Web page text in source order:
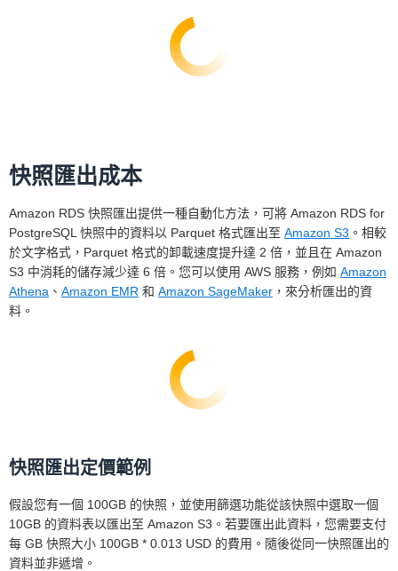
果按月計費的話，實際每月付款將等於該月的實際
小時數 x 每小時用量費，或該月的秒數 x 每小時
使用費/3600。您使用的公式將取決於您執行的
小時使用費率等同於整個預留執行個體合約有效期
有效期間的總小時數 (以一年 365 天計算)。
快照匯出成本
Amazon RDS 快照匯出提供一種自動化方法，可將 Amazon RDS for
PostgreSQL 快照中的資料以 Parquet 格式匯出至 Amazon S3 。相較
於文字格式，Parquet 格式的卸載速度提升達 2 倍，並且在 Amazon
S3 中消耗的儲存減少達 6 倍。您可以使用 AWS 服務，例如 Amazon
Athena 、 Amazon EMR 和 Amazon SageMaker ，來分析匯出的資
料。
快照匯出定價範例
假設您有一個 100GB 的快照，並使用篩選功能從該快照中選取一個
10GB 的資料表以匯出至 Amazon S3。若要匯出此資料，您需要支付
每 GB 快照大小 100GB * 0.013 USD 的費用。隨後從同一快照匯出的
資料並非遞增。